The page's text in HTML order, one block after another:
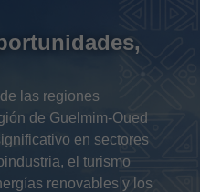
las regiones
de Guelmim-Oued
en sectores
el turismo
renovables y los